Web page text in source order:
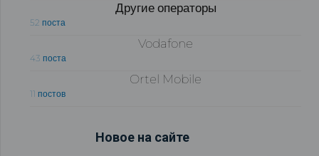
Другие операторы
52 поста
Vodafone
43 поста
Ortel Mobile
11 постов
Новое на сайте